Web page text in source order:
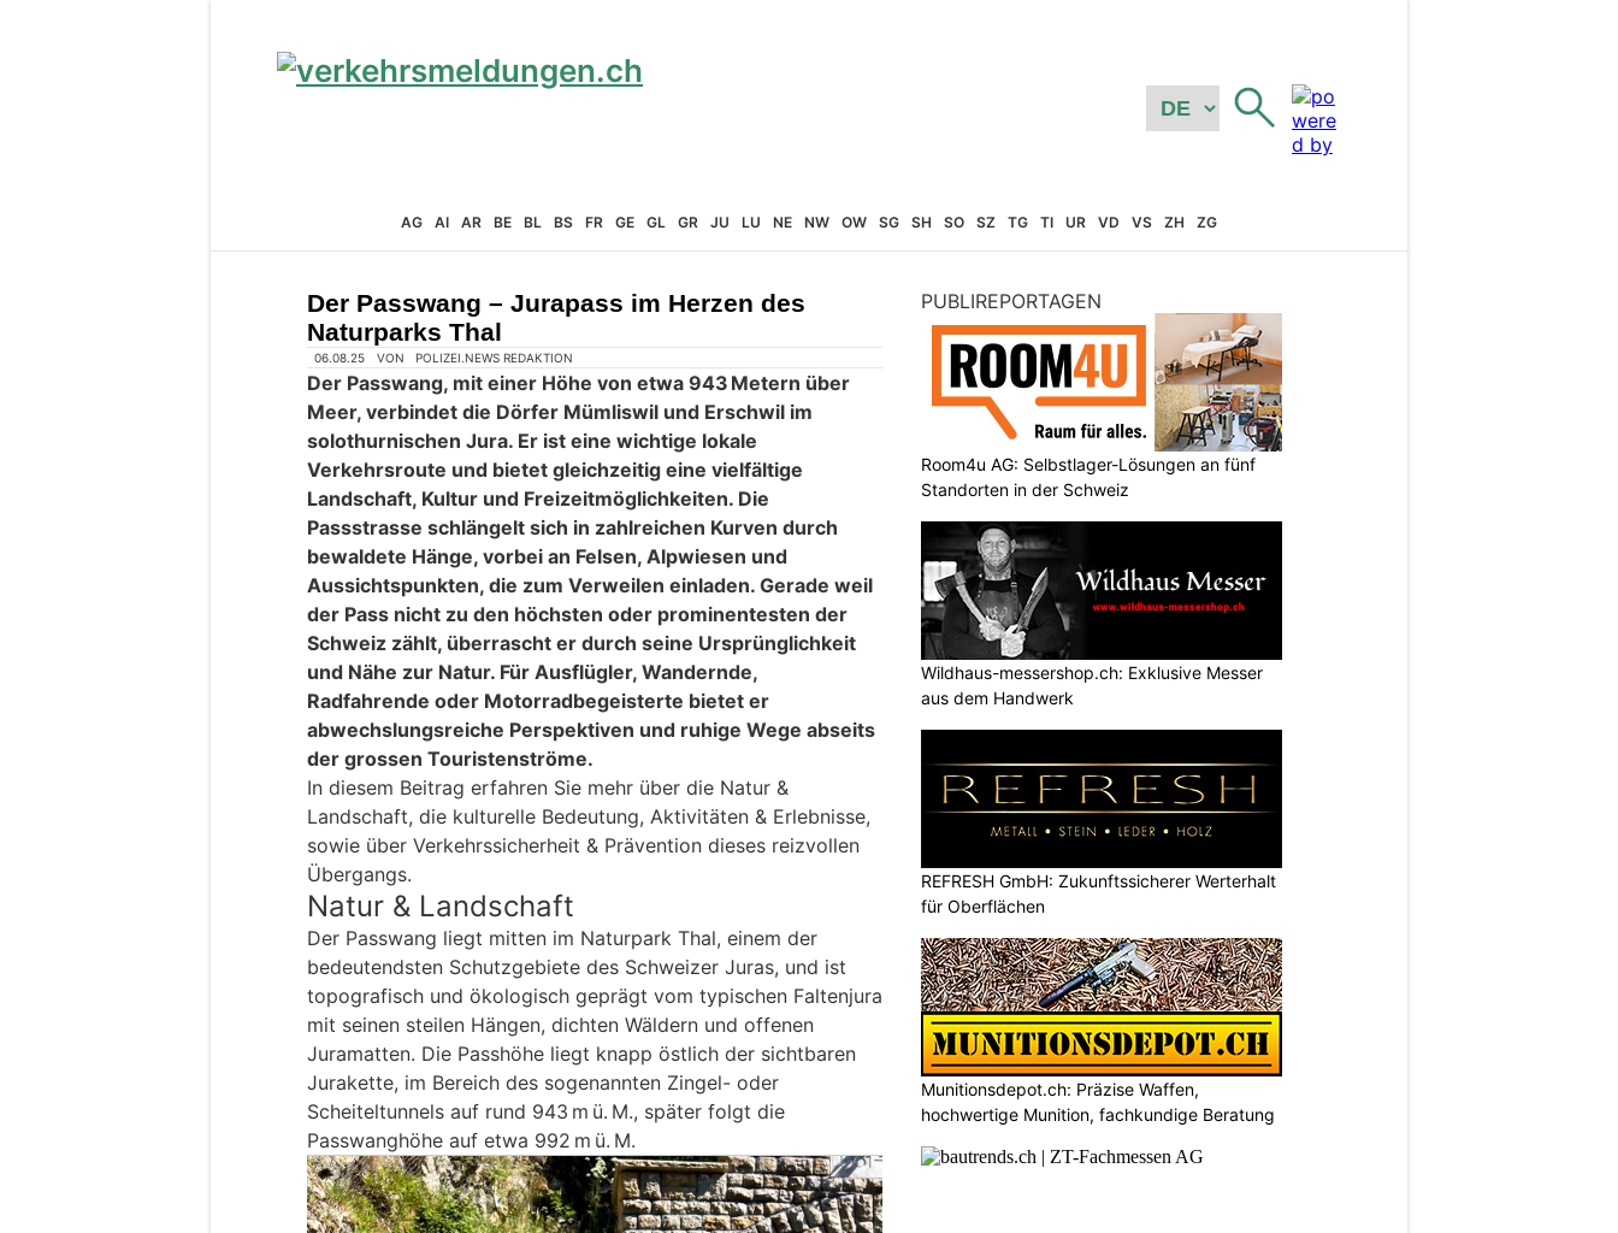
AG AI AR BE BL BS FR GE GL GR JU LU NE NW OW SG SH SO SZ TG TI UR VD VS ZH ZG
Der Passwang – Jurapass im Herzen des
Naturparks Thal
06.08.25 VON POLIZEI.NEWS REDAKTION
Der Passwang, mit einer Höhe von etwa 943 Metern über
Meer, verbindet die Dörfer Mümliswil und Erschwil im
solothurnischen Jura. Er ist eine wichtige lokale
Verkehrsroute und bietet gleichzeitig eine vielfältige
Landschaft, Kultur und Freizeitmöglichkeiten. Die
Passstrasse schlängelt sich in zahlreichen Kurven durch
bewaldete Hänge, vorbei an Felsen, Alpwiesen und
Aussichtspunkten, die zum Verweilen einladen. Gerade weil
der Pass nicht zu den höchsten oder prominentesten der
Schweiz zählt, überrascht er durch seine Ursprünglichkeit
und Nähe zur Natur. Für Ausflügler, Wandernde,
Radfahrende oder Motorradbegeisterte bietet er
abwechslungsreiche Perspektiven und ruhige Wege abseits
der grossen Touristenströme.
In diesem Beitrag erfahren Sie mehr über die Natur &
Landschaft, die kulturelle Bedeutung, Aktivitäten & Erlebnisse,
sowie über Verkehrssicherheit & Prävention dieses reizvollen
Übergangs.
Natur & Landschaft
Der Passwang liegt mitten im Naturpark Thal, einem der
bedeutendsten Schutzgebiete des Schweizer Juras, und ist
topografisch und ökologisch geprägt vom typischen Faltenjura
mit seinen steilen Hängen, dichten Wäldern und offenen
Juramatten. Die Passhöhe liegt knapp östlich der sichtbaren
Jurakette, im Bereich des sogenannten Zingel- oder
Scheiteltunnels auf rund 943 m ü. M., später folgt die
Passwanghöhe auf etwa 992 m ü. M.
PUBLIREPORTAGEN
Room4u AG: Selbstlager-Lösungen an fünf
Standorten in der Schweiz
Wildhaus-messershop.ch: Exklusive Messer
aus dem Handwerk
REFRESH GmbH: Zukunftssicherer Werterhalt
für Oberflächen
Munitionsdepot.ch: Präzise Waffen,
hochwertige Munition, fachkundige Beratung